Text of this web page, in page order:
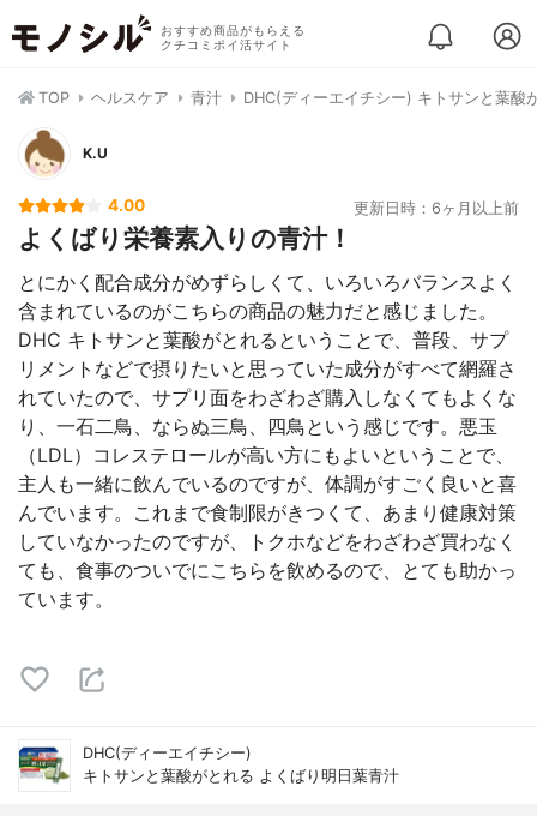
おすすめ商品がもらえる
クチコミポイ活サイト
TOP ヘルスケア 青汁 DHC(ディーエイチシー) キトサンと葉酸
K.U
4.00 更新日時：6ヶ月以上前
よくばり栄養素入りの青汁！
とにかく配合成分がめずらしくて、いろいろバランスよく
含まれているのがこちらの商品の魅力だと感じました。
DHC キトサンと葉酸がとれるということで、普段、サプ
リメントなどで摂りたいと思っていた成分がすべて網羅さ
れていたので、サプリ面をわざわざ購入しなくてもよくな
り、一石二鳥、ならぬ三鳥、四鳥という感じです。悪玉
（LDL）コレステロールが高い方にもよいということで、
主人も一緒に飲んでいるのですが、体調がすごく良いと喜
んでいます。これまで食制限がきつくて、あまり健康対策
していなかったのですが、トクホなどをわざわざ買わなく
ても、食事のついでにこちらを飲めるので、とても助かっ
ています。
DHC(ディーエイチシー)
キトサンと葉酸がとれる よくばり明日葉青汁